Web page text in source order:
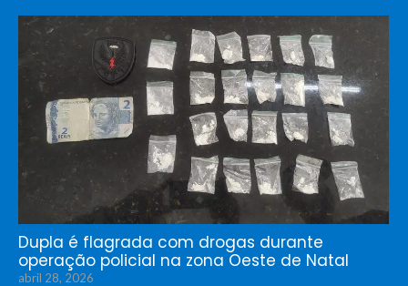
Dupla é flagrada com drogas durante
operação policial na zona Oeste de Natal
abril 28, 2026